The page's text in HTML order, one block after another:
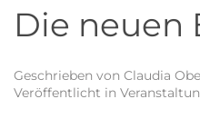
Die neuen
Geschrieben von Claudia
Veröffentlicht in